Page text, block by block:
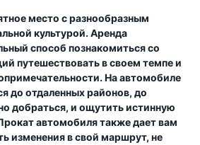
место с разнообразным
культурой. Аренда
способ познакомиться со
путешествовать в своем темпе и
На автомобиле
до отдаленных районов, до
добраться, и ощутить истинную
автомобиля также дает вам
изменения в свой маршрут, не